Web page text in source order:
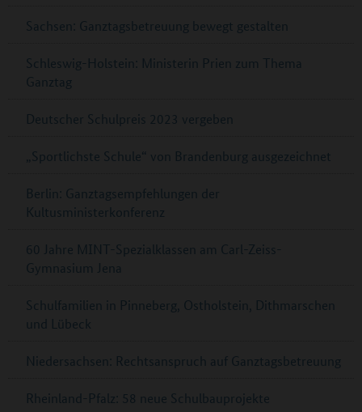
Sachsen: Ganztagsbetreuung bewegt gestalten
Schleswig-Holstein: Ministerin Prien zum Thema
Ganztag
Deutscher Schulpreis 2023 vergeben
„Sportlichste Schule“ von Brandenburg ausgezeichnet
Berlin: Ganztagsempfehlungen der
Kultusministerkonferenz
60 Jahre MINT-Spezialklassen am Carl-Zeiss-
Gymnasium Jena
Schulfamilien in Pinneberg, Ostholstein, Dithmarschen
und Lübeck
Niedersachsen: Rechtsanspruch auf Ganztagsbetreuung
Rheinland-Pfalz: 58 neue Schulbauprojekte